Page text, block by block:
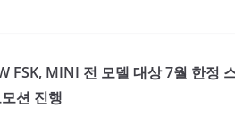
FSK, MINI 전 모델 대상 7월 한정
션 진행